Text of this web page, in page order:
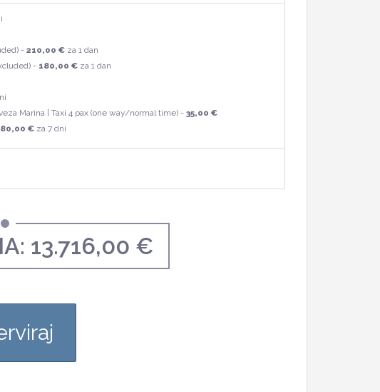
- 210,00 €za 1 dan
- 180,00 €za 1 dan
Marina | Taxi 4 pax (one way/normal time) - 35,00 €
80,00 €za 7 dni
13.716,00 €